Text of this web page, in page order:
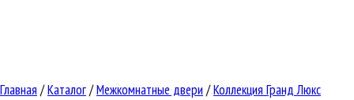
Главная /Каталог/Межкомнатные двери /Коллекция Гранд Люкс